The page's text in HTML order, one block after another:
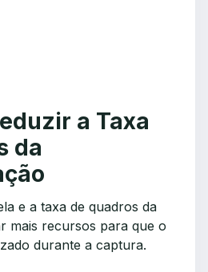
a Taxa
da
e a taxa de quadros da
mais recursos para que o
durante a captura.